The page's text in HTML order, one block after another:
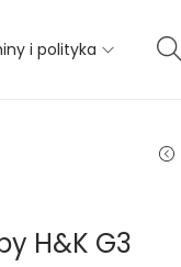
i polityka
H&K G3